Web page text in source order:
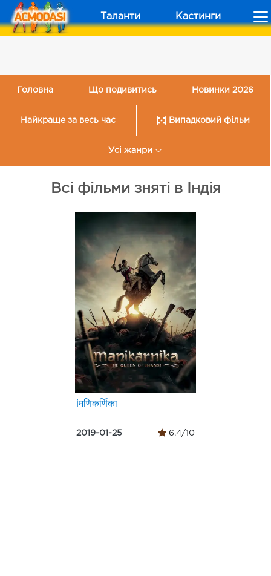
Таланти Кастинги
Головна Що подивитись Новинки 2026
Найкраще за весь час Випадковий фільм
Усі жанри
Всі фільми зняті в Індія
iमणिकर्णिका
2019-01-25 6.4/10